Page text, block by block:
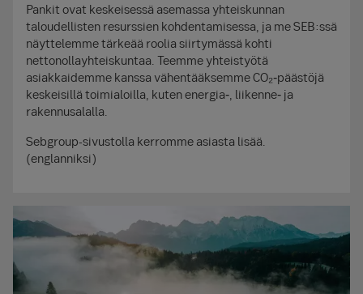
Pankit ovat keskeisessä asemassa yhteiskunnan
taloudellisten resurssien kohdentamisessa, ja me SEB:ssä
näyttelemme tärkeää roolia siirtymässä kohti
nettonollayhteiskuntaa. Teemme yhteistyötä
asiakkaidemme kanssa vähentääksemme CO₂‑päästöjä
keskeisillä toimialoilla, kuten energia‑, liikenne‑ ja
rakennusalalla.
Sebgroup-sivustolla kerromme asiasta lisää.
(englanniksi)